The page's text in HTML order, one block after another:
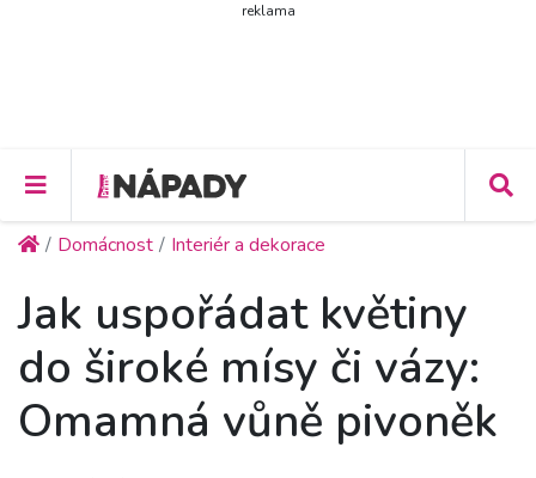
reklama
Domácnost Interiér a dekorace
Jak uspořádat květiny
do široké mísy či vázy:
Omamná vůně pivoněk